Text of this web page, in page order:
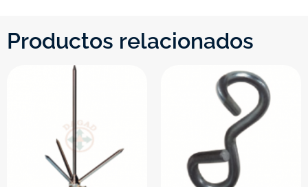
Productos relacionados